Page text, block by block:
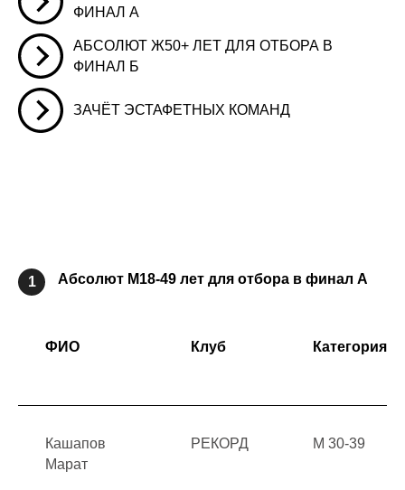
ФИНАЛ А
АБСОЛЮТ Ж50+ ЛЕТ ДЛЯ ОТБОРА В
ФИНАЛ Б
ЗАЧЁТ ЭСТАФЕТНЫХ КОМАНД
1 Абсолют М18-49 лет для отбора в финал А
ФИО Клуб Категория
Кашапов
Марат
РЕКОРД М 30-39